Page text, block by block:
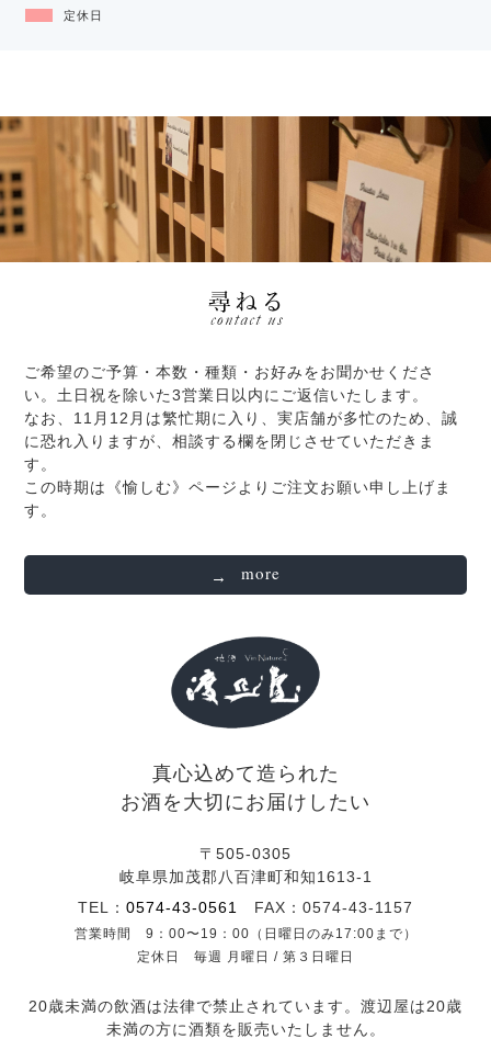
定休日
ご希望のご予算・本数・種類・お好みをお聞かせくださ
い。土日祝を除いた3営業日以内にご返信いたします。
なお、11月12月は繁忙期に入り、実店舗が多忙のため、誠
に恐れ入りますが、相談する欄を閉じさせていただきま
す。
この時期は《愉しむ》ページよりご注文お願い申し上げま
す。
more
真心込めて造られた
お酒を大切にお届けしたい
〒505-0305
岐阜県加茂郡八百津町和知1613-1
TEL： 0574-43-0561 FAX：0574-43-1157
営業時間 9：00〜19：00（日曜日のみ17:00まで）
定休日 毎週 月曜日 / 第３日曜日
20歳未満の飲酒は法律で禁止されています。渡辺屋は20歳
未満の方に酒類を販売いたしません。